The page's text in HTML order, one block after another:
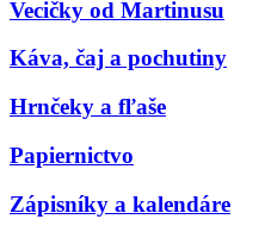
Vecičky od Martinusu
Káva, čaj a pochutiny
Hrnčeky a fľaše
Papiernictvo
Zápisníky a kalendáre